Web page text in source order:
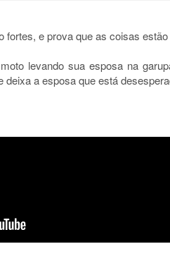
fortes, e prova que as coisas
levando sua esposa na
a esposa que está